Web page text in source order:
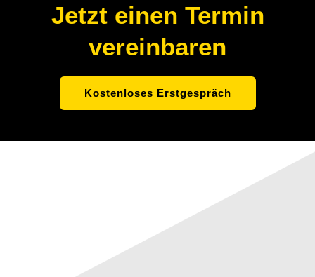
Jetzt einen Termin
vereinbaren
Kostenloses Erstgespräch